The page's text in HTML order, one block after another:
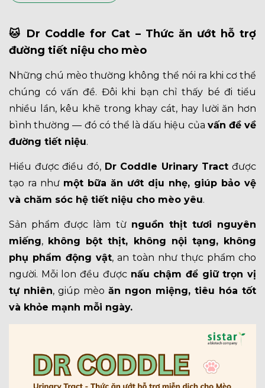
🐱 Dr Coddle for Cat – Thức ăn ướt hỗ trợ
đường tiết niệu cho mèo
Những chú mèo thường không thể nói ra khi cơ thể
chúng có vấn đề. Đôi khi bạn chỉ thấy bé đi tiểu
nhiều lần, kêu khẽ trong khay cát, hay lười ăn hơn
bình thường — đó có thể là dấu hiệu của vấn đề về
đường tiết niệu.
Hiểu được điều đó, Dr Coddle Urinary Tract được
tạo ra như một bữa ăn ướt dịu nhẹ, giúp bảo vệ
và chăm sóc hệ tiết niệu cho mèo yêu.
Sản phẩm được làm từ nguồn thịt tươi nguyên
miếng, không bột thịt, không nội tạng, không
phụ phẩm động vật, an toàn như thực phẩm cho
người. Mỗi lon đều được nấu chậm để giữ trọn vị
tự nhiên, giúp mèo ăn ngon miệng, tiêu hóa tốt
và khỏe mạnh mỗi ngày.